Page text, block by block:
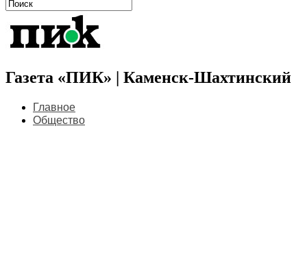
Газета «ПИК» | Каменск-Шахтинский
Главное
Общество